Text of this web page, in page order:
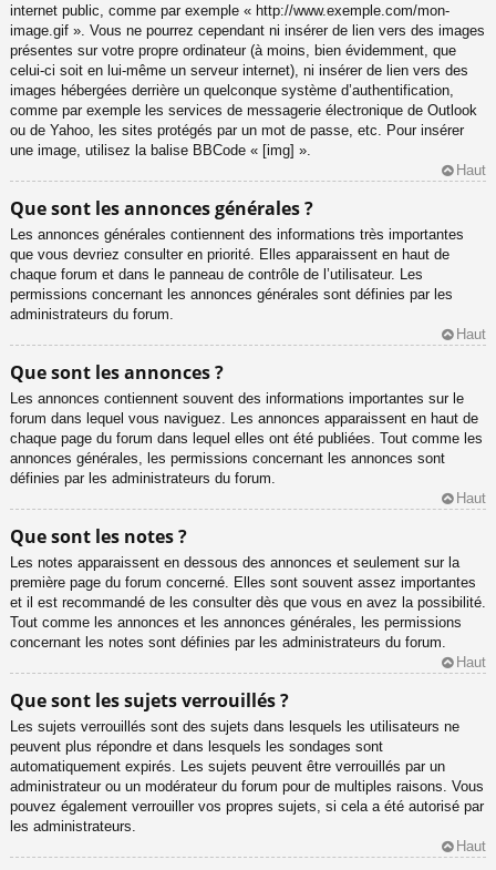
internet public, comme par exemple « http://www.exemple.com/mon-
image.gif ». Vous ne pourrez cependant ni insérer de lien vers des images
présentes sur votre propre ordinateur (à moins, bien évidemment, que
celui-ci soit en lui-même un serveur internet), ni insérer de lien vers des
images hébergées derrière un quelconque système d’authentification,
comme par exemple les services de messagerie électronique de Outlook
ou de Yahoo, les sites protégés par un mot de passe, etc. Pour insérer
une image, utilisez la balise BBCode « [img] ».
Haut
Que sont les annonces générales ?
Les annonces générales contiennent des informations très importantes
que vous devriez consulter en priorité. Elles apparaissent en haut de
chaque forum et dans le panneau de contrôle de l’utilisateur. Les
permissions concernant les annonces générales sont définies par les
administrateurs du forum.
Haut
Que sont les annonces ?
Les annonces contiennent souvent des informations importantes sur le
forum dans lequel vous naviguez. Les annonces apparaissent en haut de
chaque page du forum dans lequel elles ont été publiées. Tout comme les
annonces générales, les permissions concernant les annonces sont
définies par les administrateurs du forum.
Haut
Que sont les notes ?
Les notes apparaissent en dessous des annonces et seulement sur la
première page du forum concerné. Elles sont souvent assez importantes
et il est recommandé de les consulter dès que vous en avez la possibilité.
Tout comme les annonces et les annonces générales, les permissions
concernant les notes sont définies par les administrateurs du forum.
Haut
Que sont les sujets verrouillés ?
Les sujets verrouillés sont des sujets dans lesquels les utilisateurs ne
peuvent plus répondre et dans lesquels les sondages sont
automatiquement expirés. Les sujets peuvent être verrouillés par un
administrateur ou un modérateur du forum pour de multiples raisons. Vous
pouvez également verrouiller vos propres sujets, si cela a été autorisé par
les administrateurs.
Haut